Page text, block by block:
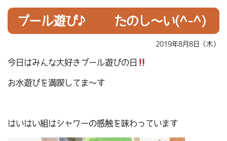
プール遊び♪ たのし～い(^-^)
2019年8月8日（木）
今日はみんな大好きプール遊びの日
お水遊びを満喫してま～す
はいはい組はシャワーの感触を味わっています